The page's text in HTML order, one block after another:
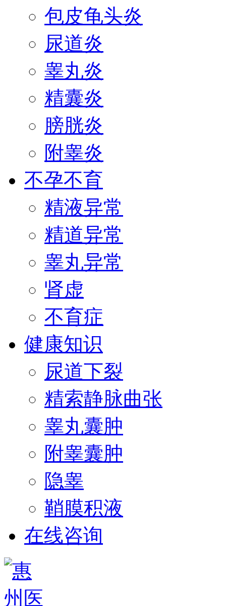
包皮龟头炎
尿道炎
睾丸炎
精囊炎
膀胱炎
附睾炎
不孕不育
精液异常
精道异常
睾丸异常
肾虚
不育症
健康知识
尿道下裂
精索静脉曲张
睾丸囊肿
附睾囊肿
隐睾
鞘膜积液
在线咨询